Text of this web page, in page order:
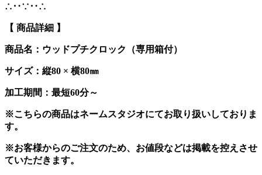
∴‥∵‥∴
【 商品詳細 】
商品名：ウッドプチクロック（専用箱付）
サイズ：縦80 × 横80㎜
加工期間：最短60分～
※こちらの商品はネームスタジオにてお取り扱いしておりま
す。
※お客様からのご注文のため、お値段などは掲載を控えさせ
ていただきます。